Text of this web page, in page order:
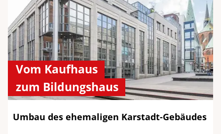
Vom Kaufhaus
zum Bildungshaus
Umbau des ehemaligen Karstadt-Gebäudes